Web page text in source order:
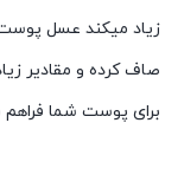
زیاد میکند عسل
صاف کرده و مقادیر
برای پوست شما فراهم